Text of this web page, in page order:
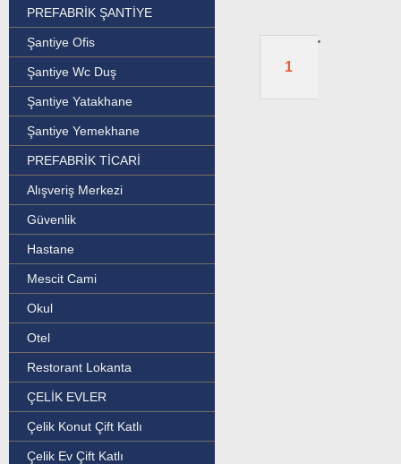
PREFABRİK ŞANTİYE
Şantiye Ofis
Şantiye Wc Duş
Şantiye Yatakhane
Şantiye Yemekhane
PREFABRİK TİCARİ
Alışveriş Merkezi
Güvenlik
Hastane
Mescit Cami
Okul
Otel
Restorant Lokanta
ÇELİK EVLER
Çelik Konut Çift Katlı
Çelik Ev Çift Katlı
1